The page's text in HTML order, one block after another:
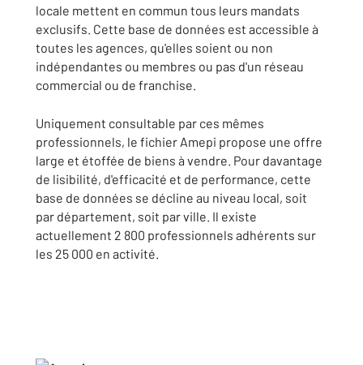
locale mettent en commun tous leurs mandats
exclusifs. Cette base de données est accessible à
toutes les agences, qu'elles soient ou non
indépendantes ou membres ou pas d'un réseau
commercial ou de franchise.
Uniquement consultable par ces mêmes
professionnels, le fichier Amepi propose une offre
large et étoffée de biens à vendre. Pour davantage
de lisibilité, d'efficacité et de performance, cette
base de données se décline au niveau local, soit
par département, soit par ville. Il existe
actuellement 2 800 professionnels adhérents sur
les 25 000 en activité.